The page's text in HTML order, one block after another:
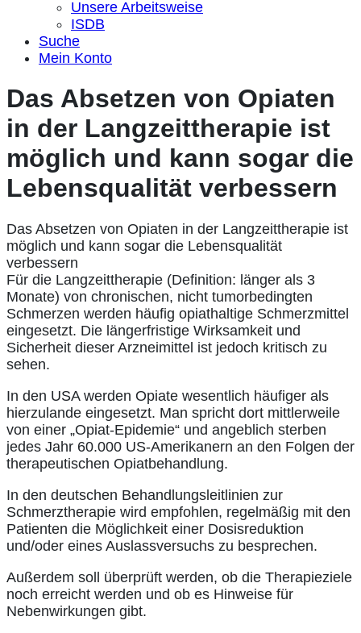
Unsere Arbeitsweise
ISDB
Suche
Mein Konto
Das Absetzen von Opiaten
in der Langzeittherapie ist
möglich und kann sogar die
Lebensqualität verbessern
Das Absetzen von Opiaten in der Langzeittherapie ist
möglich und kann sogar die Lebensqualität
verbessern
Für die Langzeittherapie (Definition: länger als 3
Monate) von chronischen, nicht tumorbedingten
Schmerzen werden häufig opiathaltige Schmerzmittel
eingesetzt. Die längerfristige Wirksamkeit und
Sicherheit dieser Arzneimittel ist jedoch kritisch zu
sehen.
In den USA werden Opiate wesentlich häufiger als
hierzulande eingesetzt. Man spricht dort mittlerweile
von einer „Opiat-Epidemie“ und angeblich sterben
jedes Jahr 60.000 US-Amerikanern an den Folgen der
therapeutischen Opiatbehandlung.
In den deutschen Behandlungsleitlinien zur
Schmerztherapie wird empfohlen, regelmäßig mit den
Patienten die Möglichkeit einer Dosisreduktion
und/oder eines Auslassversuchs zu besprechen.
Außerdem soll überprüft werden, ob die Therapieziele
noch erreicht werden und ob es Hinweise für
Nebenwirkungen gibt.